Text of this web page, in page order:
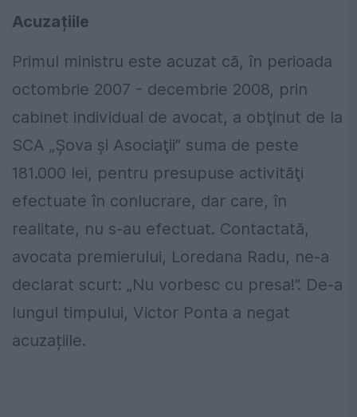
Acuzațiile
Primul ministru este acuzat că, în perioada
octombrie 2007 - decembrie 2008, prin
cabinet individual de avocat, a obţinut de la
SCA „Şova şi Asociaţii” suma de peste
181.000 lei, pentru presupuse activităţi
efectuate în conlucrare, dar care, în
realitate, nu s-au efectuat. Contactată,
avocata premierului, Loredana Radu, ne-a
declarat scurt: „Nu vorbesc cu presa!”. De-a
lungul timpului, Victor Ponta a negat
acuzațiile.